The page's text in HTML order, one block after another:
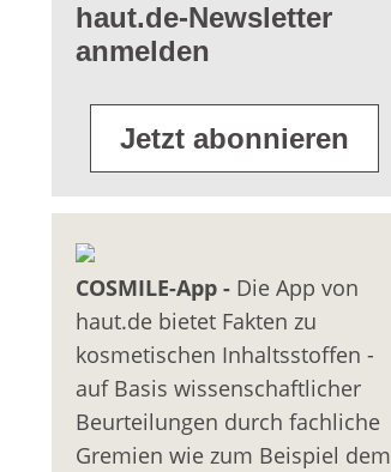
haut.de-Newsletter
anmelden
Jetzt abonnieren
COSMILE-App - Die App von
haut.de bietet Fakten zu
kosmetischen Inhaltsstoffen -
auf Basis wissenschaftlicher
Beurteilungen durch fachliche
Gremien wie zum Beispiel dem